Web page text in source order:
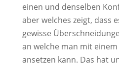
einen und denselben
aber welches zeigt, dass
gewisse
an welche man mit
ansetzen kann. Das hat